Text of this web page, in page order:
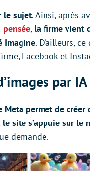
le sujet. Ainsi, après
pensée, la firme vient
Imagine. D’ailleurs,
Facebook et
par IA
Meta permet de créer
le site s’appuie sur le
demande.